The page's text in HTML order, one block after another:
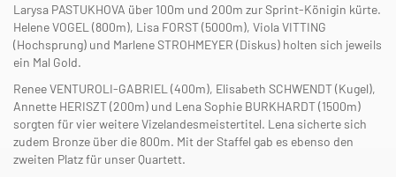
Larysa PASTUKHOVA über 100m und 200m zur Sprint-Königin kürte.
Helene VOGEL (800m), Lisa FORST (5000m), Viola VITTING
(Hochsprung) und Marlene STROHMEYER (Diskus) holten sich jeweils
ein Mal Gold.
Renee VENTUROLI-GABRIEL (400m), Elisabeth SCHWENDT (Kugel),
Annette HERISZT (200m) und Lena Sophie BURKHARDT (1500m)
sorgten für vier weitere Vizelandesmeistertitel. Lena sicherte sich
zudem Bronze über die 800m. Mit der Staffel gab es ebenso den
zweiten Platz für unser Quartett.